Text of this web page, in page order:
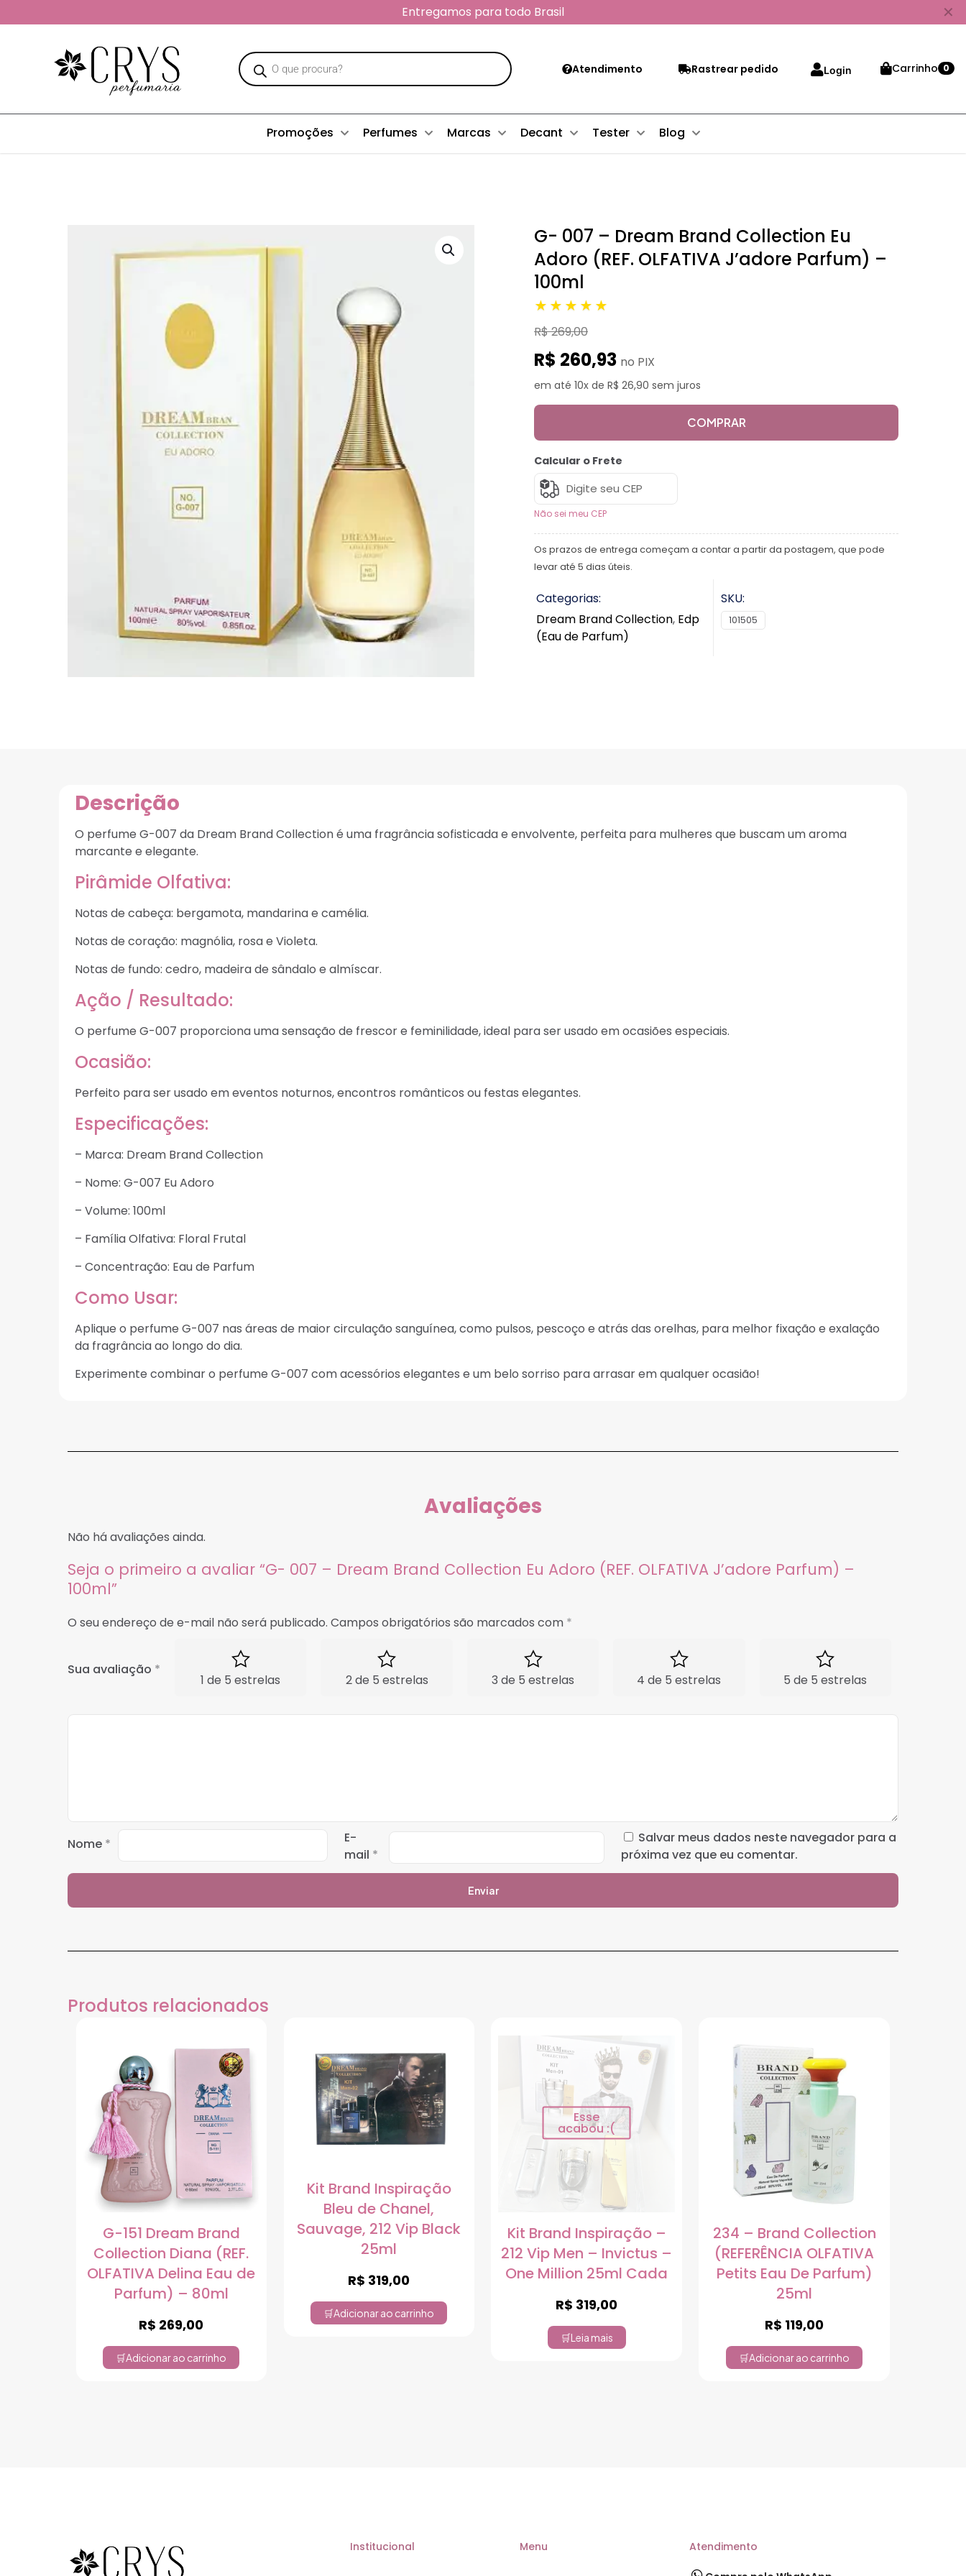
Entregamos para todo Brasil ✕
Atendimento Rastrear pedido Login Carrinho 0
Promoções Perfumes Marcas Decant Tester Blog
G- 007 – Dream Brand Collection Eu
Adoro (REF. OLFATIVA J’adore Parfum) –
100ml
★★★★★
R$ 269,00
R$ 260,93 no PIX
em até 10x de R$ 26,90 sem juros
COMPRAR
Calcular o Frete
Não sei meu CEP
Os prazos de entrega começam a contar a partir da postagem, que pode
levar até 5 dias úteis.
Categorias:
Dream Brand Collection, Edp
(Eau de Parfum)
SKU:
101505
Descrição
O perfume G-007 da Dream Brand Collection é uma fragrância sofisticada e envolvente, perfeita para mulheres que buscam um aroma
marcante e elegante.
Pirâmide Olfativa:
Notas de cabeça: bergamota, mandarina e camélia.
Notas de coração: magnólia, rosa e Violeta.
Notas de fundo: cedro, madeira de sândalo e almíscar.
Ação / Resultado:
O perfume G-007 proporciona uma sensação de frescor e feminilidade, ideal para ser usado em ocasiões especiais.
Ocasião:
Perfeito para ser usado em eventos noturnos, encontros românticos ou festas elegantes.
Especificações:
– Marca: Dream Brand Collection
– Nome: G-007 Eu Adoro
– Volume: 100ml
– Família Olfativa: Floral Frutal
– Concentração: Eau de Parfum
Como Usar:
Aplique o perfume G-007 nas áreas de maior circulação sanguínea, como pulsos, pescoço e atrás das orelhas, para melhor fixação e exalação
da fragrância ao longo do dia.
Experimente combinar o perfume G-007 com acessórios elegantes e um belo sorriso para arrasar em qualquer ocasião!
Avaliações
Não há avaliações ainda.
Seja o primeiro a avaliar “G- 007 – Dream Brand Collection Eu Adoro (REF. OLFATIVA J’adore Parfum) –
100ml”
O seu endereço de e-mail não será publicado. Campos obrigatórios são marcados com *
Sua avaliação *
1 de 5 estrelas 2 de 5 estrelas 3 de 5 estrelas 4 de 5 estrelas 5 de 5 estrelas
Nome *
E-
mail *
Salvar meus dados neste navegador para a
próxima vez que eu comentar.
Produtos relacionados
G-151 Dream Brand
Collection Diana (REF.
OLFATIVA Delina Eau de
Parfum) – 80ml
R$ 269,00
Adicionar ao carrinho
Kit Brand Inspiração
Bleu de Chanel,
Sauvage, 212 Vip Black
25ml
R$ 319,00
Adicionar ao carrinho
Esse
acabou :(
Kit Brand Inspiração –
212 Vip Men – Invictus –
One Million 25ml Cada
R$ 319,00
Leia mais
234 – Brand Collection
(REFERÊNCIA OLFATIVA
Petits Eau De Parfum)
25ml
R$ 119,00
Adicionar ao carrinho
Institucional Menu Atendimento